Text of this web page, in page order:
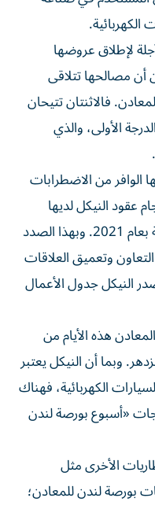
الكهربائية.
لإطلاق عروضها
أن مصالحها تتلاقى
فالاثنتان تتيحان
الأولى، والذي
من الاضطرابات
عقود النيكل لديها
بنسبة 53% في العام الماضي مقارنة بعام 2021. وبهذا الصدد
وتعميق العلاقات
حيث يتصدر النيكل جدول الأعمال
هذه الأيام من
وبما أن النيكل يعتبر
الكهربائية، فهناك
«أسبوع بورصة لندن
الأخرى مثل
بورصة لندن للمعادن؛